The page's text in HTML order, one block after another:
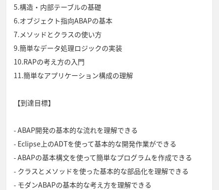
5.構造・内部テーブルの基礎
6.オブジェクト指向ABAPの基本
7.メソッドとクラスの使い方
9.簡単なデータ処理ロジックの実装
10.RAPの考え方の入門
11.簡単なアプリケーション構成の理解
【到達目標】
- ABAP開発の基本的な流れを理解できる
- Eclipse上のADTを使って基本的な開発作業ができる
- ABAPの基本構文を使って簡単なプログラムを作成できる
- クラスとメソッドを使った基本的な部品化を理解できる
- モダンABAPの基本的な考え方を理解できる